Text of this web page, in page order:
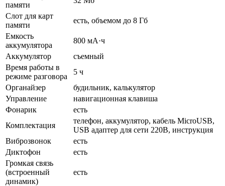
памяти
Слот для карт
памяти
есть, объемом до 8 Гб
Емкость
аккумулятора
800 мА·ч
Аккумулятор
съемный
Время работы в
режиме разговора
5 ч
Органайзер
будильник, калькулятор
Управление
навигационная клавиша
Фонарик
есть
Комплектация
телефон, аккумулятор, кабель MicroUSB,
USB адаптер для сети 220В, инструкция
Виброзвонок
есть
Диктофон
есть
Громкая связь
(встроенный
динамик)
есть